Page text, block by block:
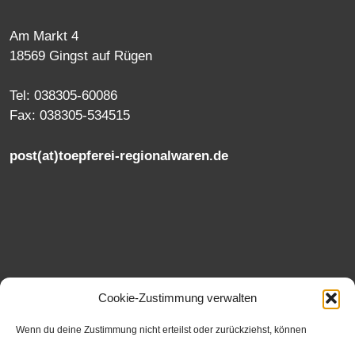
Cookie-Zustimmung verwalten
Wenn du deine Zustimmung nicht erteilst oder zurückziehst, können
Am Markt 4
18569 Gingst auf Rügen
Tel: 038305-60086
Fax: 038305-534515
post(at)toepferei-regionalwaren.de